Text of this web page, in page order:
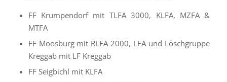
FF Krumpendorf mit TLFA 3000, KLFA, MZFA &
MTFA
FF Moosburg mit RLFA 2000, LFA und Löschgruppe
Kreggab mit LF Kreggab
FF Seigbichl mit KLFA